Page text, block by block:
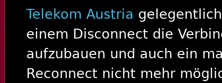
Telekom Austria
einem Disconnect die
aufzubauen und auch ein
Reconnect nicht mehr